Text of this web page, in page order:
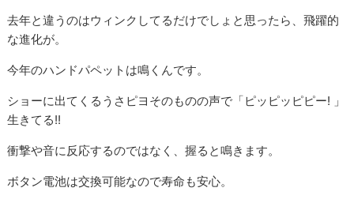
去年と違うのはウィンクしてるだけでしょと思ったら、飛躍的
な進化が。
今年のハンドパペットは鳴くんです。
ショーに出てくるうさピヨそのものの声で「ピッピッピピー! 」
生きてる!!
衝撃や音に反応するのではなく、握ると鳴きます。
ボタン電池は交換可能なので寿命も安心。